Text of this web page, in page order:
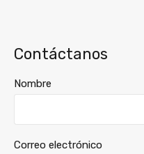
Contáctanos
Nombre
Correo electrónico